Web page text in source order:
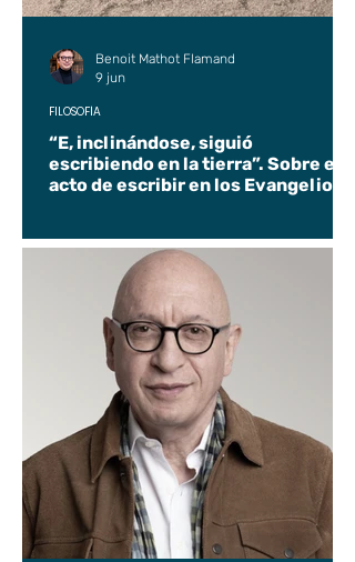
“E, inclinándose, siguió
escribiendo en la tierra”. Sobre el
acto de escribir en los Evangelios.
FILOSOFÍA
Benoit Mathot Flamand
9 jun